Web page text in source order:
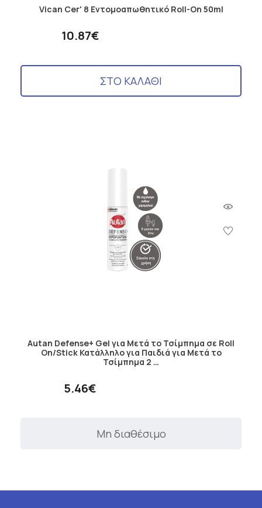
Vican Cer' 8 Εντομοαπωθητικό Roll-On 50ml
10.87€
ΣΤΟ ΚΑΛΑΘΙ
Autan Defense+ Gel για Μετά το Τσίμπημα σε Roll
On/Stick Κατάλληλο για Παιδιά για Μετά το
Τσίμπημα 2 …
5.46€
Μη διαθέσιμο